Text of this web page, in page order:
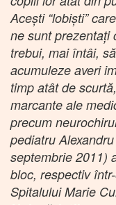
Acești “lobiști”
ne sunt prezentați
trebui, mai întâi,
acumuleze averi
timp atât de
marcante ale
precum
pediatru
septembrie 2011)
bloc, respectiv
Spitalului Marie